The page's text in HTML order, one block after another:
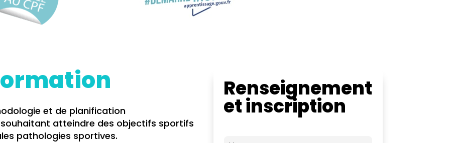
et de planification
souhaitant atteindre des objectifs sportifs
pathologies sportives.
Renseignement
et inscription